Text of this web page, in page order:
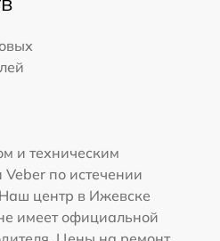
и техническим
по истечении
центр в Ижевске
имеет официальной